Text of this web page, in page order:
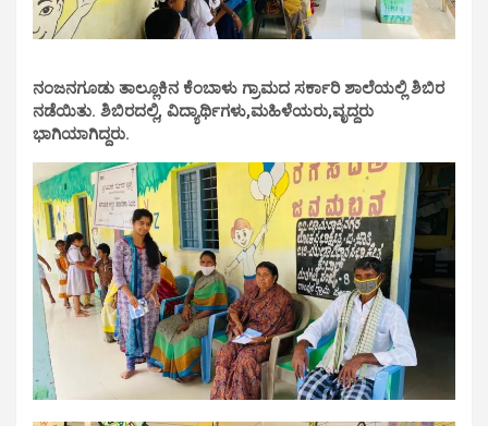
ನಂಜನಗೂಡು ತಾಲ್ಲೂಕಿನ ಕೆಂಬಾಳು ಗ್ರಾಮದ ಸರ್ಕಾರಿ ಶಾಲೆಯಲ್ಲಿ ಶಿಬಿರ
ನಡೆಯಿತು. ಶಿಬಿರದಲ್ಲಿ, ವಿದ್ಯಾರ್ಥಿಗಳು,ಮಹಿಳೆಯರು,ವೃದ್ದರು
ಭಾಗಿಯಾಗಿದ್ದರು.